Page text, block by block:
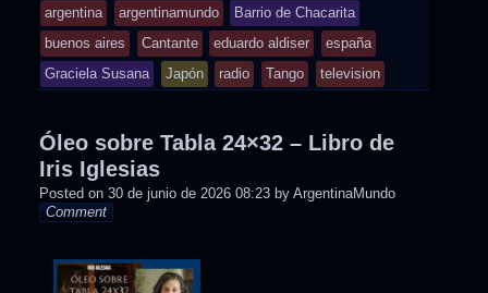
argentina argentinamundo
Barrio de Chacarita
buenos aires
Cantante eduardo aldiser
españa
Graciela Susana
Japón radio Tango television
Óleo sobre Tabla 24×32 – Libro de
Iris Iglesias
Posted on 30 de junio de 2026 08:23 by ArgentinaMundo
Comment